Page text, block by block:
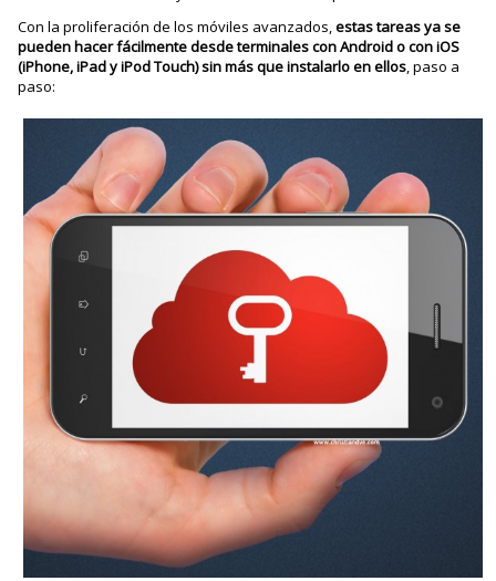
Con la proliferación de los móviles avanzados,estas tareas ya se
pueden hacer fácilmente desde terminales con Android o con iOS
(iPhone, iPad y iPod Touch) sin más que instalarlo en ellos , paso a
paso: